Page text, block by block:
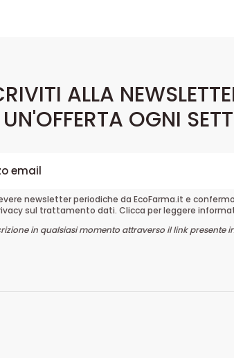
ALLA
UN'OFFERTA OGNI
newsletter periodiche da EcoFarma.it e
sul trattamento dati. Clicca per leggere
in qualsiasi momento attraverso il link presente